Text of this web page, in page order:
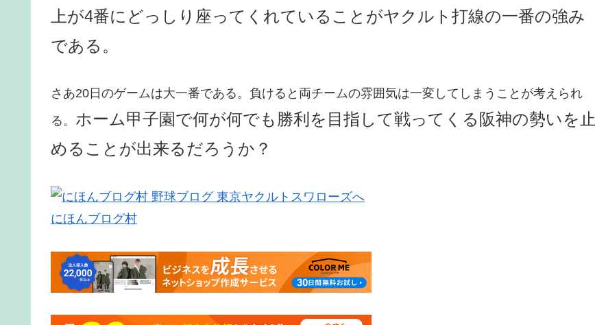
上が4番にどっしり座ってくれていることがヤクルト打線の一番の強み
である。
さあ20日のゲームは大一番である。負けると両チームの雰囲気は一変してしまうことが考えられ
る。 ホーム甲子園で何が何でも勝利を目指して戦ってくる阪神の勢いを止
めることが出来るだろうか？
にほんブログ村